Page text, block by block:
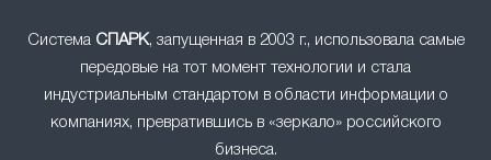
Система СПАРК, запущенная в 2003 г., использовала самые
передовые на тот момент технологии и стала
индустриальным стандартом в области информации о
компаниях, превратившись в «зеркало» российского
бизнеса.